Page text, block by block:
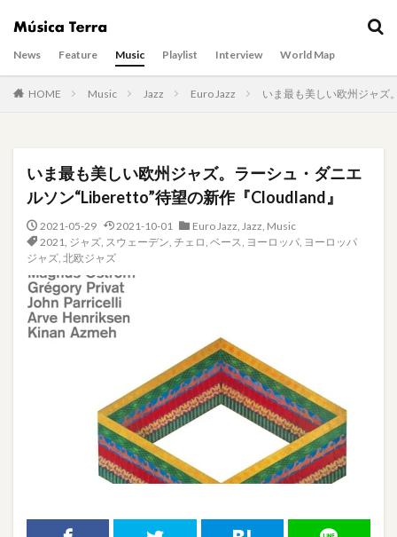
News Feature Music Playlist Interview World Map
HOME Music Jazz Euro Jazz いま最も美しい欧州ジャズ
いま最も美しい欧州ジャズ。ラーシュ・ダニエ
ルソン“Liberetto”待望の新作『Cloudland』
2021-05-29 2021-10-01 Euro Jazz, Jazz, Music
2021, ジャズ, スウェーデン, チェロ, ベース, ヨーロッパ, ヨーロッパ
ジャズ, 北欧ジャズ